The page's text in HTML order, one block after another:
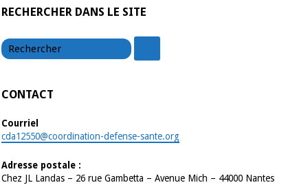
RECHERCHER DANS LE SITE
CONTACT
Courriel
cda12550@coordination-defense-sante.org
Adresse postale :
Chez JL Landas – 26 rue Gambetta – Avenue Mich – 44000 Nantes